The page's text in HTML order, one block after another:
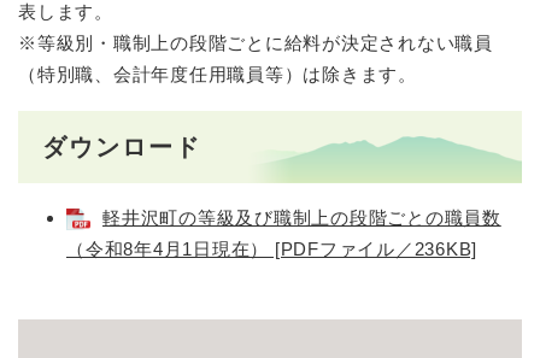
表します。
※等級別・職制上の段階ごとに給料が決定されない職員
（特別職、会計年度任用職員等）は除きます。
ダウンロード
軽井沢町の等級及び職制上の段階ごとの職員数
（令和8年4月1日現在） [PDFファイル／236KB]